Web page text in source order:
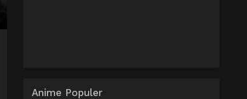
Anime Populer